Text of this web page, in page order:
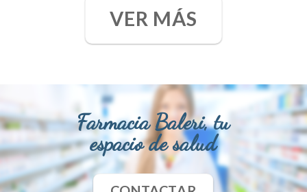
VER MÁS
Farmacia Baleri, tu
espacio de salud